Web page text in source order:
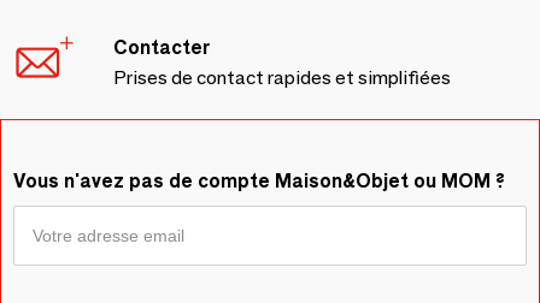
Contacter
Prises de contact rapides et simplifiées
Vous n'avez pas de compte Maison&Objet ou MOM ?